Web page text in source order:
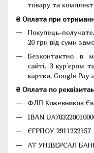
товару та
₴ Оплата при
Покупець-
20 грн від суми
Безконтактно в
сайті. З кур'єром
картки, Google Pay
₴ Оплата по
ФЛП Кожевников
IBAN
ЄГРПОУ 2911222157
АТ УНІВЕРСАЛ